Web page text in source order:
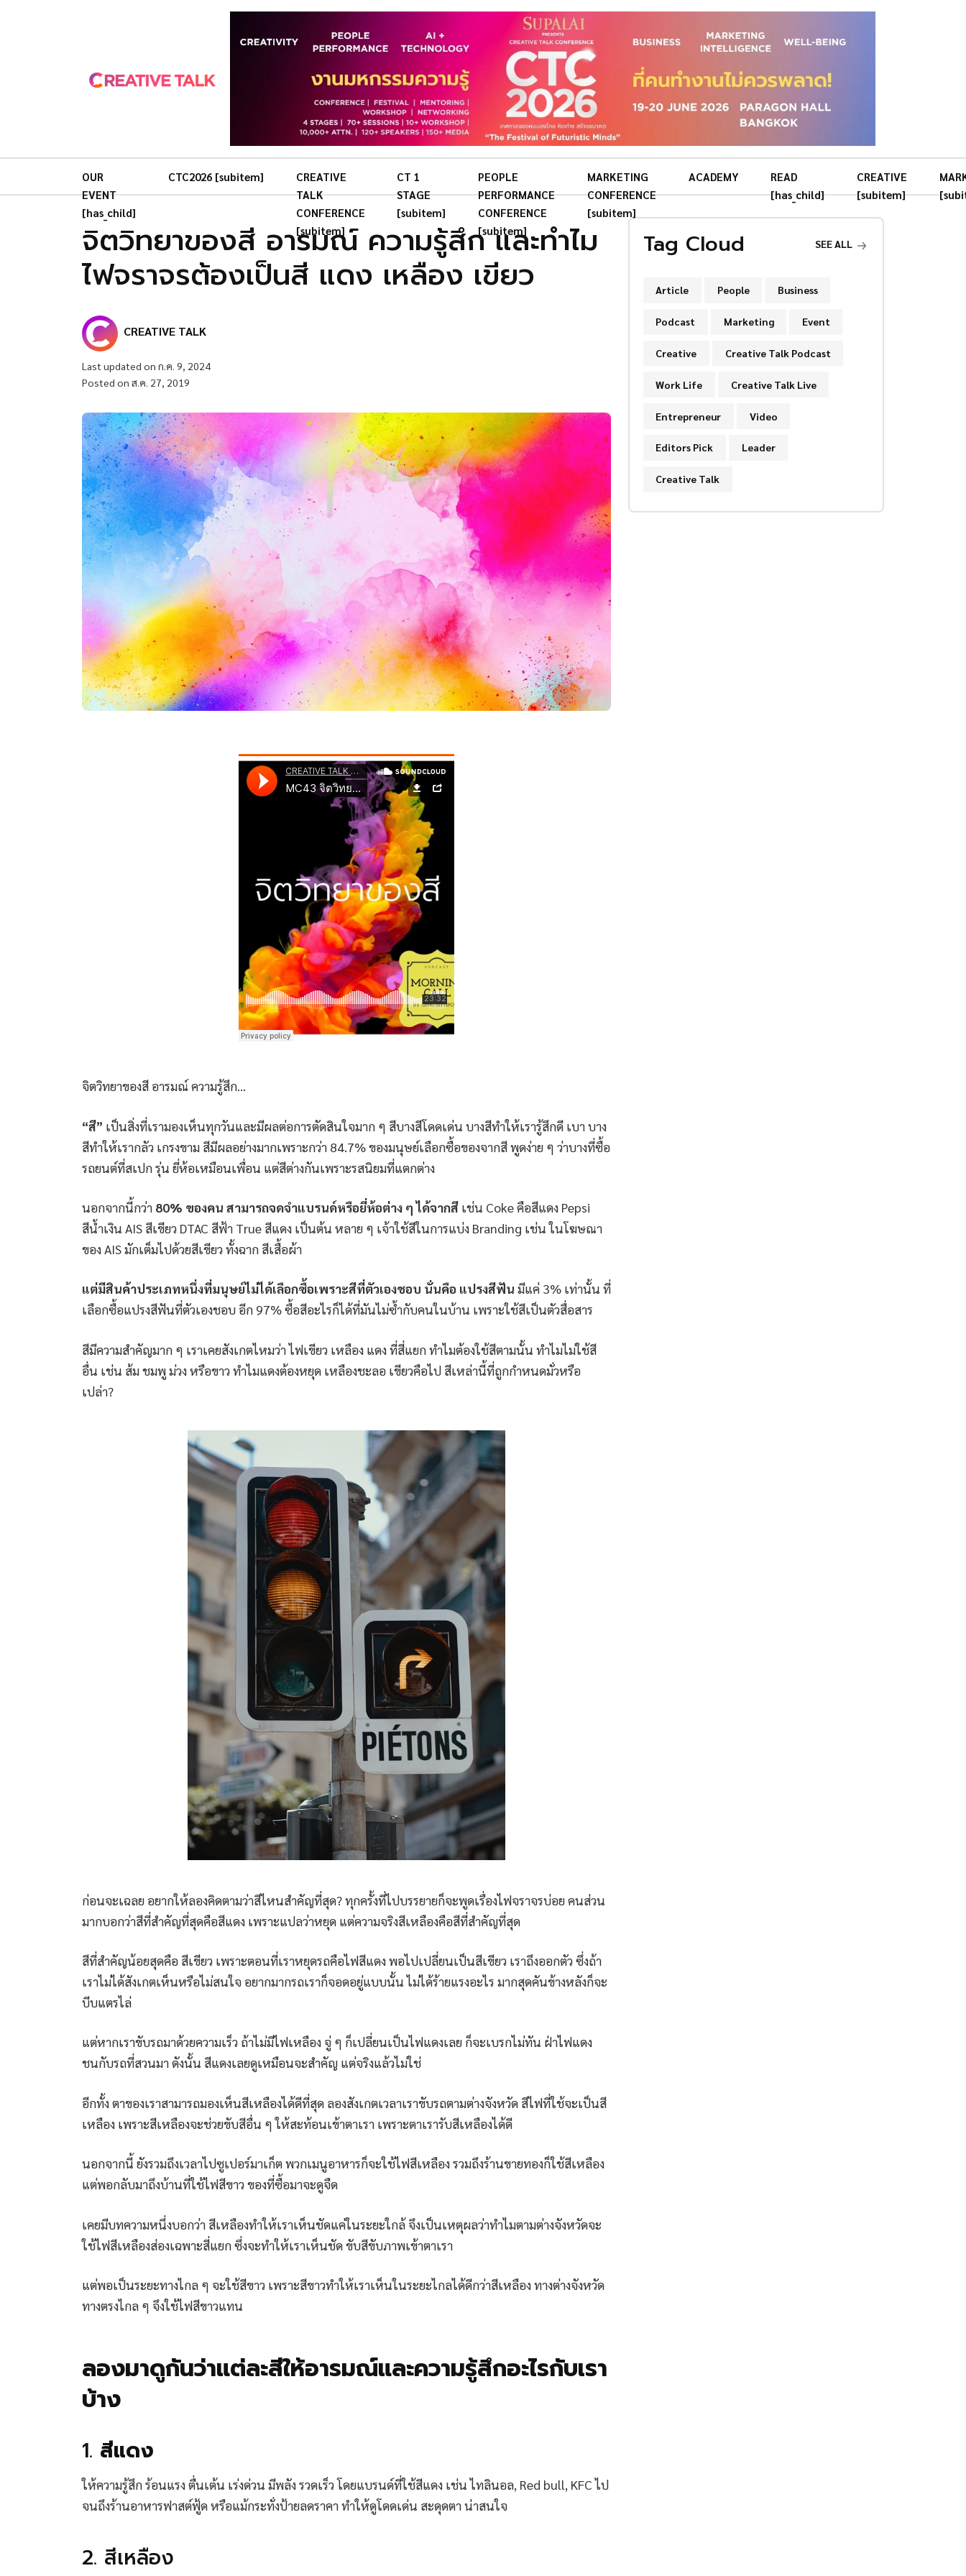
OUR
EVENT
[has_child]
CTC2026 [subitem]
CREATIVE
TALK
CONFERENCE
[subitem]
CT 1
STAGE
[subitem]
PEOPLE
PERFORMANCE
CONFERENCE
[subitem]
MARKETING
CONFERENCE
[subitem]
ACADEMY
READ
[has_child]
CREATIVE
[subitem]
จิตวิทยาของสี อารมณ์ ความรู้สึก และทำไม
ไฟจราจรต้องเป็นสี แดง เหลือง เขียว
CREATIVE TALK
Last updated on ก.ค. 9, 2024
Posted on ส.ค. 27, 2019
จิตวิทยาของสี อารมณ์ ความรู้สึก…
“สี” เป็นสิ่งที่เรามองเห็นทุกวันและมีผลต่อการตัดสินใจมาก ๆ สีบางสีโดดเด่น บางสีทำให้เรารู้สึกดี เบา บาง
สีทำให้เรากลัว เกรงขาม สีมีผลอย่างมากเพราะกว่า 84.7% ของมนุษย์เลือกซื้อของจากสี พูดง่าย ๆ ว่าบางที่ซื้อ
รถยนต์ที่สเปก รุ่น ยี่ห้อเหมือนเพื่อน แต่สีต่างกันเพราะรสนิยมที่แตกต่าง
นอกจากนี้กว่า 80% ของคน สามารถจดจำแบรนด์หรือยี่ห้อต่าง ๆ ได้จากสี เช่น Coke คือสีแดง Pepsi
สีน้ำเงิน AIS สีเขียว DTAC สีฟ้า True สีแดง เป็นต้น หลาย ๆ เจ้าใช้สีในการแบ่ง Branding เช่น ในโฆษณา
ของ AIS มักเต็มไปด้วยสีเขียว ทั้งฉาก สีเสื้อผ้า
แต่มีสินค้าประเภทหนึ่งที่มนุษย์ไม่ได้เลือกซื้อเพราะสีที่ตัวเองชอบ นั่นคือ แปรงสีฟัน มีแค่ 3% เท่านั้น ที่
เลือกซื้อแปรงสีฟันที่ตัวเองชอบ อีก 97% ซื้อสีอะไรก็ได้ที่มันไม่ซ้ำกับคนในบ้าน เพราะใช้สีเป็นตัวสื่อสาร
สีมีความสำคัญมาก ๆ เราเคยสังเกตไหมว่า ไฟเขียว เหลือง แดง ที่สี่แยก ทำไมต้องใช้สีตามนั้น ทำไมไม่ใช้สี
อื่น เช่น ส้ม ชมพู ม่วง หรือขาว ทำไมแดงต้องหยุด เหลืองชะลอ เขียวคือไป สีเหล่านี้ที่ถูกกำหนดมั่วหรือ
เปล่า?
ก่อนจะเฉลย อยากให้ลองคิดตามว่าสีไหนสำคัญที่สุด? ทุกครั้งที่ไปบรรยายก็จะพูดเรื่องไฟจราจรบ่อย คนส่วน
มากบอกว่าสีที่สำคัญที่สุดคือสีแดง เพราะแปลว่าหยุด แต่ความจริงสีเหลืองคือสีที่สำคัญที่สุด
สีที่สำคัญน้อยสุดคือ สีเขียว เพราะตอนที่เราหยุดรถคือไฟสีแดง พอไปเปลี่ยนเป็นสีเขียว เราถึงออกตัว ซึ่งถ้า
เราไม่ได้สังเกตเห็นหรือไม่สนใจ อยากมากรถเราก็จอดอยู่แบบนั้น ไม่ได้ร้ายแรงอะไร มากสุดคันข้างหลังก็จะ
บีบแตรไล่
แต่หากเราขับรถมาด้วยความเร็ว ถ้าไม่มีไฟเหลือง จู่ ๆ ก็เปลี่ยนเป็นไฟแดงเลย ก็จะเบรกไม่ทัน ฝ่าไฟแดง
ชนกับรถที่สวนมา ดังนั้น สีแดงเลยดูเหมือนจะสำคัญ แต่จริงแล้วไม่ใช่
อีกทั้ง ตาของเราสามารถมองเห็นสีเหลืองได้ดีที่สุด ลองสังเกตเวลาเราขับรถตามต่างจังหวัด สีไฟที่ใช้จะเป็นสี
เหลือง เพราะสีเหลืองจะช่วยขับสีอื่น ๆ ให้สะท้อนเข้าตาเรา เพราะตาเรารับสีเหลืองได้ดี
นอกจากนี้ ยังรวมถึงเวลาไปซูเปอร์มาเก็ต พวกเมนูอาหารก็จะใช้ไฟสีเหลือง รวมถึงร้านขายทองก็ใช้สีเหลือง
แต่พอกลับมาถึงบ้านที่ใช้ไฟสีขาว ของที่ซื้อมาจะดูจืด
เคยมีบทความหนึ่งบอกว่า สีเหลืองทำให้เราเห็นชัดแค่ในระยะใกล้ จึงเป็นเหตุผลว่าทำไมตามต่างจังหวัดจะ
ใช้ไฟสีเหลืองส่องเฉพาะสี่แยก ซึ่งจะทำให้เราเห็นชัด ขับสีขับภาพเข้าตาเรา
แต่พอเป็นระยะทางไกล ๆ จะใช้สีขาว เพราะสีขาวทำให้เราเห็นในระยะไกลได้ดีกว่าสีเหลือง ทางต่างจังหวัด
ทางตรงไกล ๆ จึงใช้ไฟสีขาวแทน
ลองมาดูกันว่าแต่ละสีให้อารมณ์และความรู้สึกอะไรกับเรา
บ้าง
1. สีแดง
ให้ความรู้สึก ร้อนแรง ตื่นเต้น เร่งด่วน มีพลัง รวดเร็ว โดยแบรนด์ที่ใช้สีแดง เช่น ไทลินอล, Red bull, KFC ไป
จนถึงร้านอาหารฟาสต์ฟู้ด หรือแม้กระทั่งป้ายลดราคา ทำให้ดูโดดเด่น สะดุดตา น่าสนใจ
2. สีเหลือง
Tag Cloud SEE ALL
Article People Business
Podcast Marketing Event
Creative Creative Talk Podcast
Work Life Creative Talk Live
Entrepreneur Video
Editors Pick Leader
Creative Talk